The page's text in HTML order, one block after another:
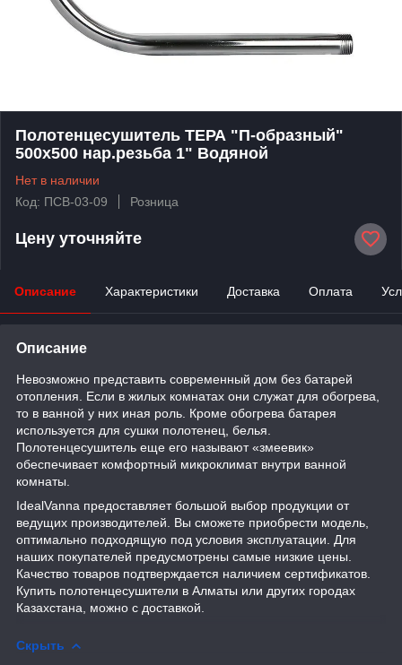
Полотенцесушитель ТЕРА "П-образный"
500х500 нар.резьба 1" Водяной
Нет в наличии
Код: ПСВ-03-09
Розница
Цену уточняйте
Описание Характеристики Доставка Оплата
Описание
Невозможно представить современный дом без батарей
отопления. Если в жилых комнатах они служат для обогрева,
то в ванной у них иная роль. Кроме обогрева батарея
используется для сушки полотенец, белья.
Полотенцесушитель еще его называют «змеевик»
обеспечивает комфортный микроклимат внутри ванной
комнаты.
IdealVanna предоставляет большой выбор продукции от
ведущих производителей. Вы сможете приобрести модель,
оптимально подходящую под условия эксплуатации. Для
наших покупателей предусмотрены самые низкие цены.
Качество товаров подтверждается наличием сертификатов.
Купить полотенцесушители в Алматы или других городах
Казахстана, можно с доставкой.
Скрыть